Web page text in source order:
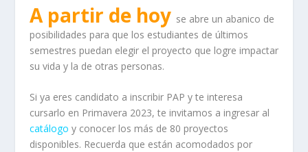
A partir de hoy se abre un abanico de
posibilidades para que los estudiantes de últimos
semestres puedan elegir el proyecto que logre impactar
su vida y la de otras personas.
Si ya eres candidato a inscribir PAP y te interesa
cursarlo en Primavera 2023, te invitamos a ingresar al
catálogo y conocer los más de 80 proyectos
disponibles. Recuerda que están acomodados por